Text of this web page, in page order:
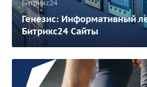
Битрикс24
Генезис: Информативный
Битрикс24 Сайты